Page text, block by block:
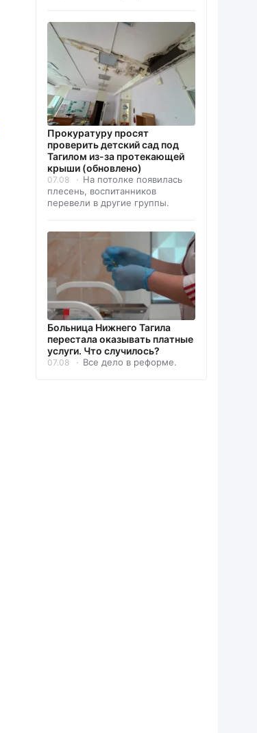
Прокуратуру просят
проверить детский сад под
Тагилом из-за протекающей
крыши (обновлено)
07.08
На потолке появилась
плесень, воспитанников
перевели в другие группы.
Больница Нижнего Тагила
перестала оказывать платные
услуги. Что случилось?
07.08 Все дело в реформе.